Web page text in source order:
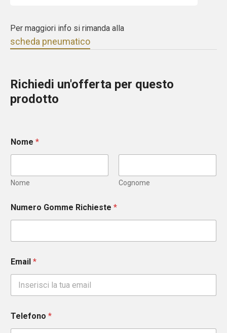
Per maggiori info si rimanda alla
scheda pneumatico
Richiedi un'offerta per questo
prodotto
Nome *
Nome Cognome
Numero Gomme Richieste *
Email *
Telefono *